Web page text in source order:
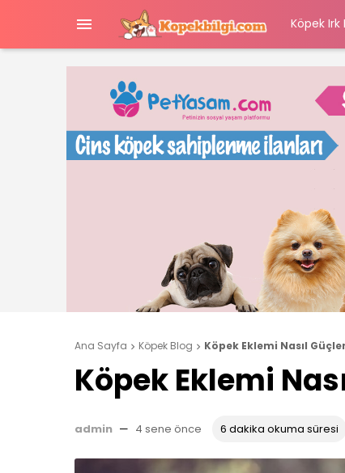
 Köpek Irk
Ana Sayfa  Köpek Blog  Köpek Eklemi Nasıl
Köpek Eklemi
admin — 4 sene önce 6 dakika okuma süresi